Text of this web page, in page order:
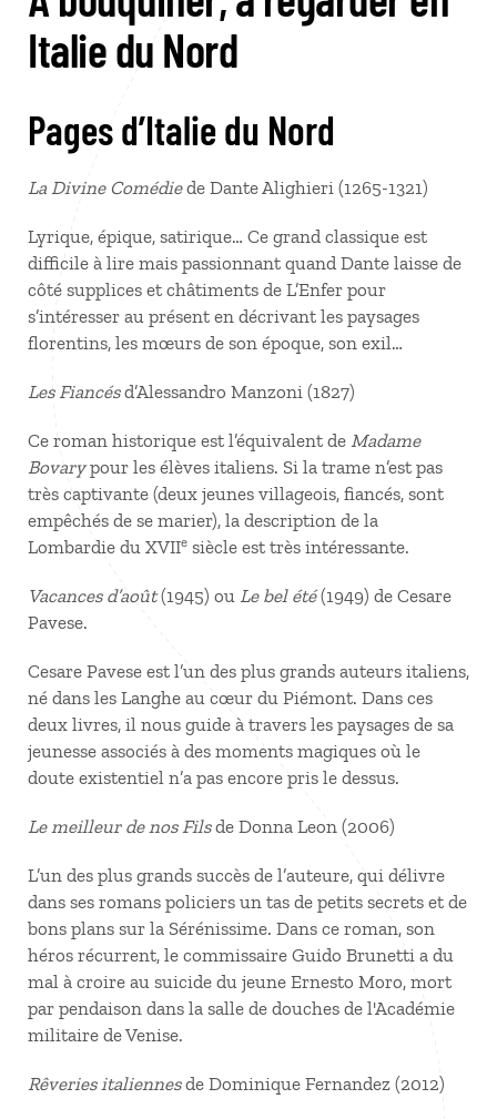
Italie du Nord
Pages d’Italie du Nord
La Divine Comédiede Dante Alighieri (1265-1321)
Lyrique, épique, satirique… Ce grand classique est
difficile à lire mais passionnant quand Dante laisse de
côté supplices et châtiments de L’Enfer pour
s’intéresser au présent en décrivant les paysages
florentins, les mœurs de son époque, son exil…
Les Fiancésd’Alessandro Manzoni (1827)
Ce roman historique est l’équivalent de Madame
Bovarypour les élèves italiens. Si la trame n’est pas
très captivante (deux jeunes villageois, fiancés, sont
empêchés de se marier), la description de la
Lombardie du XVIIe siècle est très intéressante.
Vacances d’août(1945) ou Le bel été(1949) de Cesare
Pavese.
Cesare Pavese est l’un des plus grands auteurs italiens,
né dans les Langhe au cœur du Piémont. Dans ces
deux livres, il nous guide à travers les paysages de sa
jeunesse associés à des moments magiques où le
doute existentiel n’a pas encore pris le dessus.
Le meilleur de nos Filsde Donna Leon (2006)
L’un des plus grands succès de l’auteure, qui délivre
dans ses romans policiers un tas de petits secrets et de
bons plans sur la Sérénissime. Dans ce roman, son
héros récurrent, le commissaire Guido Brunetti a du
mal à croire au suicide du jeune Ernesto Moro, mort
par pendaison dans la salle de douches de l'Académie
militaire de Venise.
Rêveries italiennesde Dominique Fernandez (2012)